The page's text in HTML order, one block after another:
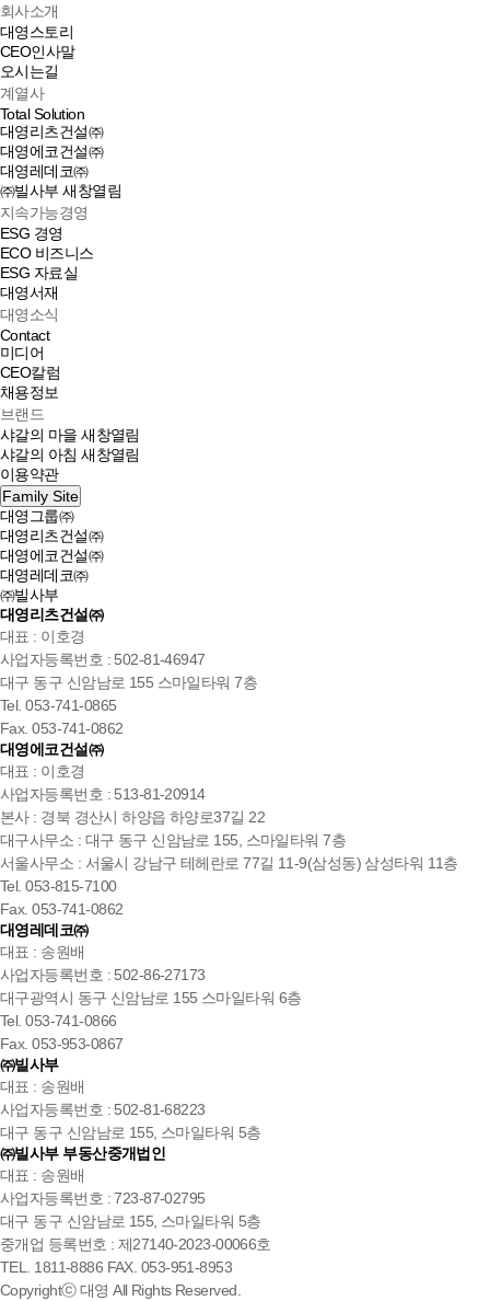
회사소개
대영스토리
CEO인사말
오시는길
계열사
Total Solution
대영리츠건설㈜
대영에코건설㈜
대영레데코㈜
㈜빌사부새창열림
지속가능경영
ESG 경영
ECO 비즈니스
ESG 자료실
대영서재
대영소식
Contact
미디어
CEO칼럼
채용정보
브랜드
샤갈의 마을새창열림
샤갈의 아침새창열림
이용약관
Family Site
대영그룹㈜
대영리츠건설㈜
대영에코건설㈜
대영레데코㈜
㈜빌사부
대영리츠건설㈜
대표 : 이호경
사업자등록번호 : 502-81-46947
대구 동구 신암남로 155 스마일타워 7층
Tel. 053-741-0865
Fax. 053-741-0862
대영에코건설㈜
대표 : 이호경
사업자등록번호 : 513-81-20914
본사 : 경북 경산시 하양읍 하양로37길 22
대구사무소 : 대구 동구 신암남로 155, 스마일타워 7층
서울사무소 : 서울시 강남구 테헤란로 77길 11-9(삼성동) 삼성타워 11층
Tel. 053-815-7100
Fax. 053-741-0862
대영레데코㈜
대표 : 송원배
사업자등록번호 : 502-86-27173
대구광역시 동구 신암남로 155 스마일타워 6층
Tel. 053-741-0866
Fax. 053-953-0867
㈜빌사부
대표 : 송원배
사업자등록번호 : 502-81-68223
대구 동구 신암남로 155, 스마일타워 5층
㈜빌사부 부동산중개법인
대표 : 송원배
사업자등록번호 : 723-87-02795
대구 동구 신암남로 155, 스마일타워 5층
중개업 등록번호 : 제27140-2023-00066호
TEL. 1811-8886 FAX. 053-951-8953
Copyrightⓒ 대영 All Rights Reserved.